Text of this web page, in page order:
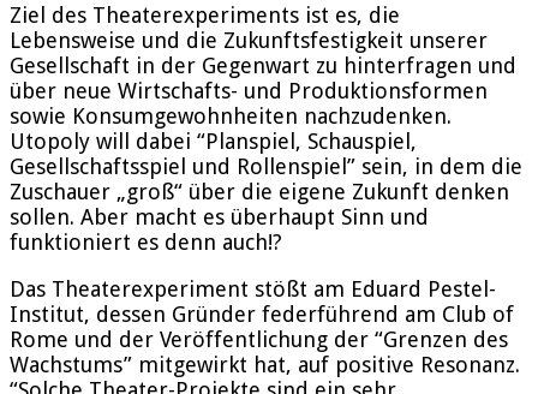
Ziel des Theaterexperiments ist es, die
Lebensweise und die Zukunftsfestigkeit unserer
Gesellschaft in der Gegenwart zu hinterfragen und
über neue Wirtschafts- und Produktionsformen
sowie Konsumgewohnheiten nachzudenken.
Utopoly will dabei “Planspiel, Schauspiel,
Gesellschaftsspiel und Rollenspiel” sein, in dem die
Zuschauer „groß“ über die eigene Zukunft denken
sollen. Aber macht es überhaupt Sinn und
funktioniert es denn auch!?
Das Theaterexperiment stößt am Eduard Pestel-
Institut, dessen Gründer federführend am Club of
Rome und der Veröffentlichung der “Grenzen des
Wachstums” mitgewirkt hat, auf positive Resonanz.